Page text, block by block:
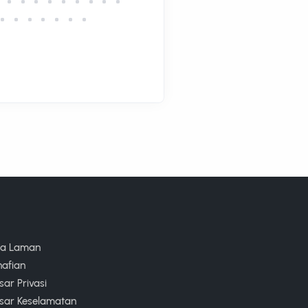
Laman
Privasi
Keselamatan